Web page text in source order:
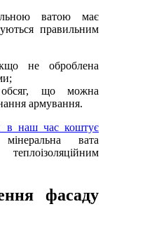
ватою має
правильним
не оброблена
що можна
армування.
в наш час коштує
вата
фасаду